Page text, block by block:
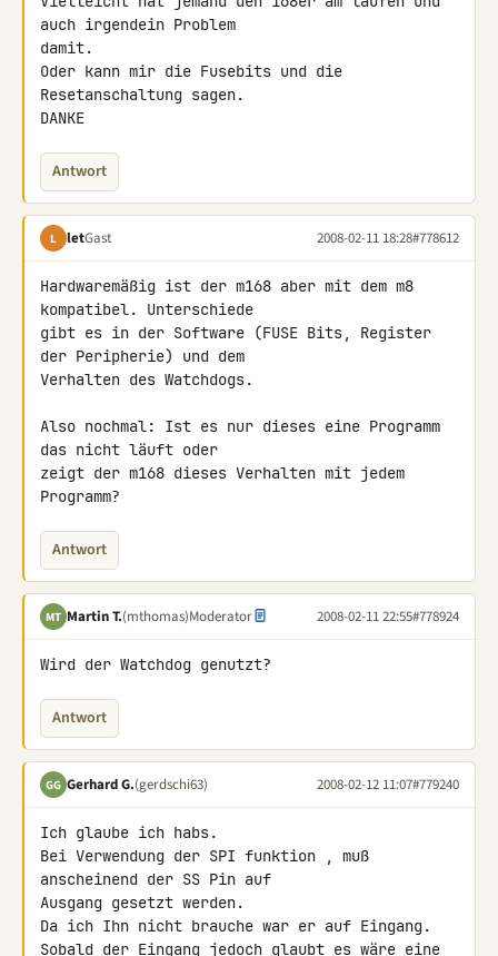
auch irgendein Problem
damit.
Oder kann mir die Fusebits und die
Resetanschaltung sagen.
DANKE
Antwort
L letGast 2008-02-11 18:28#778612
Hardwaremäßig ist der m168 aber mit dem m8
kompatibel. Unterschiede
gibt es in der Software (FUSE Bits, Register
der Peripherie) und dem
Verhalten des Watchdogs.
Also nochmal: Ist es nur dieses eine Programm
das nicht läuft oder
zeigt der m168 dieses Verhalten mit jedem
Programm?
Antwort
MT Martin T.(mthomas)Moderator 2008-02-11 22:55#778924
Wird der Watchdog genutzt?
Antwort
GG Gerhard G.(gerdschi63) 2008-02-12 11:07#779240
Ich glaube ich habs.
Bei Verwendung der SPI funktion , muß
anscheinend der SS Pin auf
Ausgang gesetzt werden.
Da ich Ihn nicht brauche war er auf Eingang.
Sobald der Eingang jedoch glaubt es wäre eine